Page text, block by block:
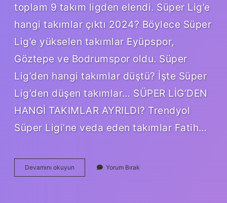
toplam 9 takım ligden elendi. Süper Lig’e
hangi takımlar çıktı 2024? Böylece Süper
Lig’e yükselen takımlar Eyüpspor,
Göztepe ve Bodrumspor oldu. Süper
Lig’den hangi takımlar düştü? İşte Süper
Lig’den düşen takımlar… SÜPER LİG’DEN
HANGİ TAKIMLAR AYRILDI? Trendyol
Süper Ligi’ne veda eden takımlar Fatih…
Devamını okuyun
Takım
Yorum Bırak